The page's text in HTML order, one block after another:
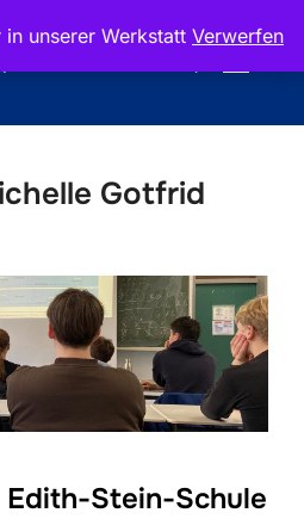
unserer Werkstatt Verwerfen
Suchen
Gotfrid
Edith-Stein-Schule